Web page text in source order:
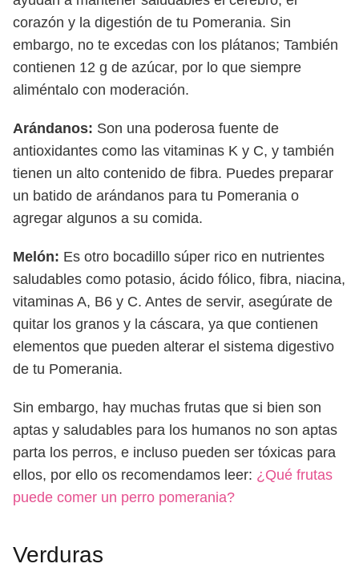
corazón y la digestión de tu Pomerania. Sin
embargo, no te excedas con los plátanos; También
contienen 12 g de azúcar, por lo que siempre
aliméntalo con moderación.
Arándanos: Son una poderosa fuente de
antioxidantes como las vitaminas K y C, y también
tienen un alto contenido de fibra. Puedes preparar
un batido de arándanos para tu Pomerania o
agregar algunos a su comida.
Melón: Es otro bocadillo súper rico en nutrientes
saludables como potasio, ácido fólico, fibra, niacina,
vitaminas A, B6 y C. Antes de servir, asegúrate de
quitar los granos y la cáscara, ya que contienen
elementos que pueden alterar el sistema digestivo
de tu Pomerania.
Sin embargo, hay muchas frutas que si bien son
aptas y saludables para los humanos no son aptas
parta los perros, e incluso pueden ser tóxicas para
ellos, por ello os recomendamos leer: ¿Qué frutas
puede comer un perro pomerania?
Verduras